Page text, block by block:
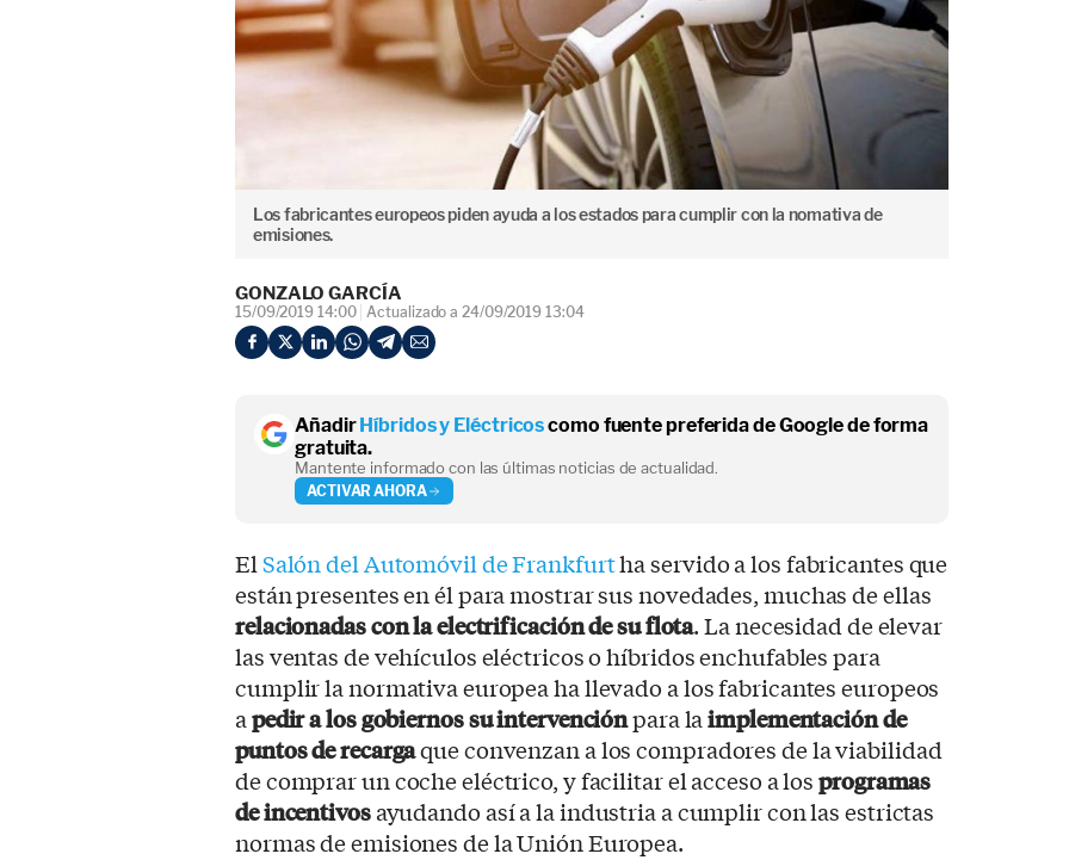
Los fabricantes europeos piden ayuda a los estados para cumplir con la nomativa de
emisiones.
GONZALO GARCÍA
15/09/2019 14:00 Actualizado a 24/09/2019 13:04
AñadirHíbridos y Eléctricoscomo fuente preferida de Google de forma
gratuita.
Mantente informado con las últimas noticias de actualidad.
ACTIVAR AHORA
ElSalón del Automóvil de Frankfurtha servido a los fabricantes que
están presentes en él para mostrar sus novedades, muchas de ellas
relacionadas con la electrificación de su flota. La necesidad de elevar
las ventas de vehículos eléctricos o híbridos enchufables para
cumplir la normativa europea ha llevado a los fabricantes europeos
apedir a los gobiernos su intervenciónpara laimplementación de
puntos de recargaque convenzan a los compradores de la viabilidad
de comprar un coche eléctrico, y facilitar el acceso a losprogramas
de incentivosayudando así a la industria a cumplir con las estrictas
normas de emisiones de la Unión Europea.